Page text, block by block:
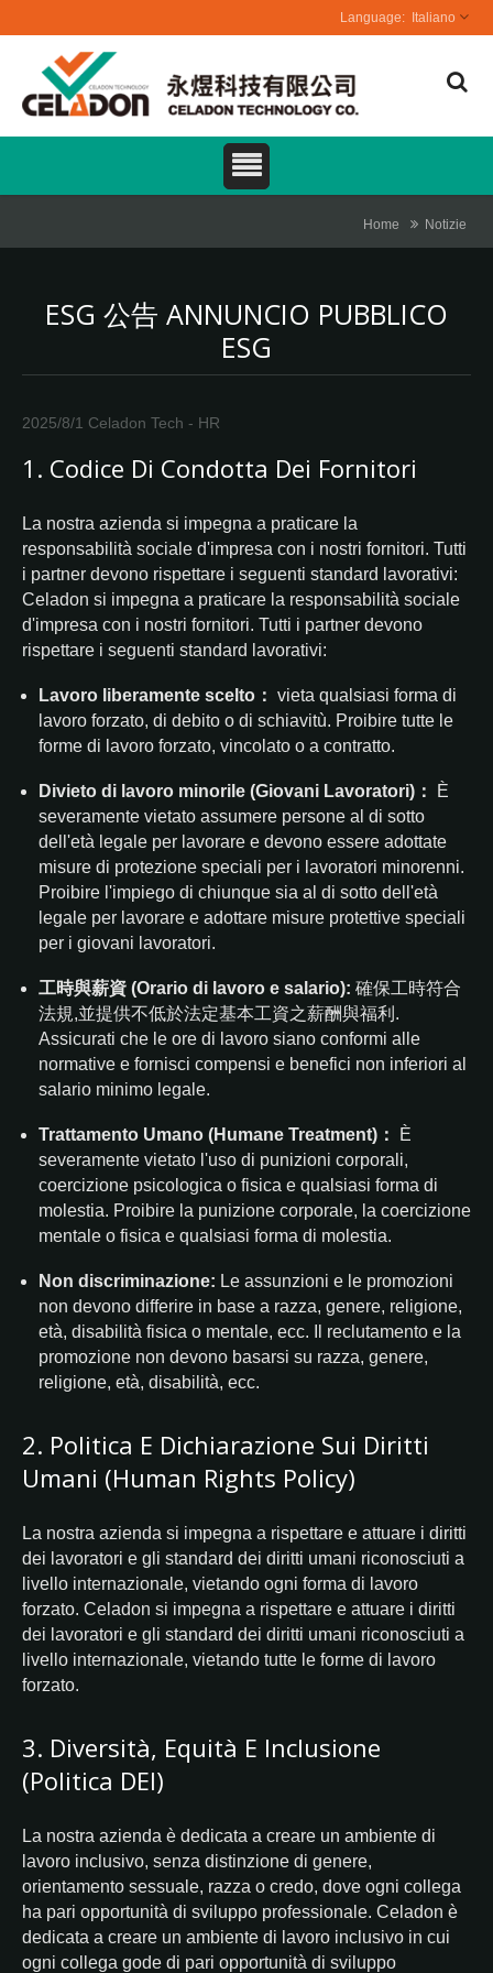
Italiano
Home Notizie
ESG 公告 ANNUNCIO PUBBLICO
ESG
2025/8/1 Celadon Tech - HR
1. Codice Di Condotta Dei Fornitori
La nostra azienda si impegna a praticare la
responsabilità sociale d'impresa con i nostri fornitori. Tutti
i partner devono rispettare i seguenti standard lavorativi:
Celadon si impegna a praticare la responsabilità sociale
d'impresa con i nostri fornitori. Tutti i partner devono
rispettare i seguenti standard lavorativi:
Lavoro liberamente scelto： vieta qualsiasi forma di
lavoro forzato, di debito o di schiavitù. Proibire tutte le
forme di lavoro forzato, vincolato o a contratto.
Divieto di lavoro minorile (Giovani Lavoratori)：
È
severamente vietato assumere persone al di sotto
dell'età legale per lavorare e devono essere adottate
misure di protezione speciali per i lavoratori minorenni.
Proibire l'impiego di chiunque sia al di sotto dell'età
legale per lavorare e adottare misure protettive speciali
per i giovani lavoratori.
工時與薪資 (Orario di lavoro e salario): 確保工時符合
法規,並提供不低於法定基本工資之薪酬與福利.
Assicurati che le ore di lavoro siano conformi alle
normative e fornisci compensi e benefici non inferiori al
salario minimo legale.
Trattamento Umano (Humane Treatment)：
È
severamente vietato l'uso di punizioni corporali,
coercizione psicologica o fisica e qualsiasi forma di
molestia. Proibire la punizione corporale, la coercizione
mentale o fisica e qualsiasi forma di molestia.
Non discriminazione: Le assunzioni e le promozioni
non devono differire in base a razza, genere, religione,
età, disabilità fisica o mentale, ecc.
Il reclutamento e la
promozione non devono basarsi su razza, genere,
religione, età, disabilità, ecc.
2. Politica E Dichiarazione Sui Diritti
Umani (Human Rights Policy)
La nostra azienda si impegna a rispettare e attuare i diritti
dei lavoratori e gli standard dei diritti umani riconosciuti a
livello internazionale, vietando ogni forma di lavoro
forzato. Celadon si impegna a rispettare e attuare i diritti
dei lavoratori e gli standard dei diritti umani riconosciuti a
livello internazionale, vietando tutte le forme di lavoro
forzato.
3. Diversità, Equità E Inclusione
(Politica DEI)
La nostra azienda è dedicata a creare un ambiente di
lavoro inclusivo, senza distinzione di genere,
orientamento sessuale, razza o credo, dove ogni collega
ha pari opportunità di sviluppo professionale. Celadon è
dedicata a creare un ambiente di lavoro inclusivo in cui
ogni collega gode di pari opportunità di sviluppo